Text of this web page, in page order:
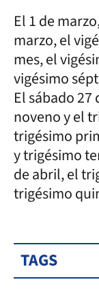
El 1 de
marzo, el
mes, el
vigésimo
El sábado
noveno y el
trigésimo
y trigésimo
de abril, el
trigésimo
TAGS